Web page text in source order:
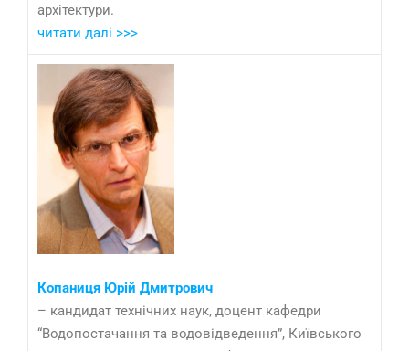
архітектури.
читати далі >>>
Копаниця Юрій Дмитрович
– кандидат технічних наук, доцент кафедри
“Водопостачання та водовідведення”, Київського